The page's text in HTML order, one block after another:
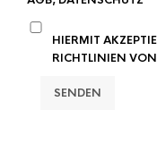
HIERMIT
RICHTLINIEN
SENDEN